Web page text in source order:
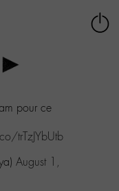
pour ce
trTzJYbUtb
August 1,